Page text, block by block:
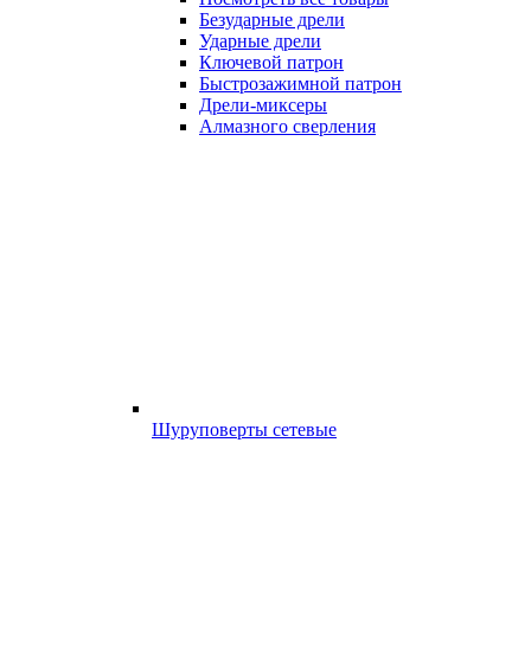
Безударные дрели
Ударные дрели
Ключевой патрон
Быстрозажимной патрон
Дрели-миксеры
Алмазного сверления
Шуруповерты сетевые